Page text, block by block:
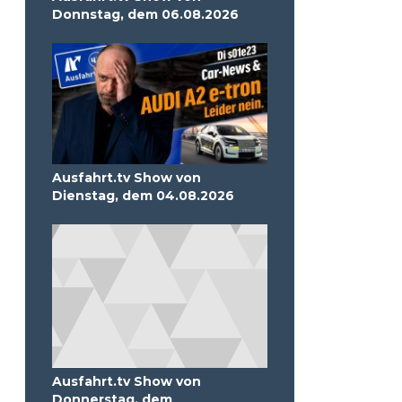
Donnstag, dem 06.08.2026
Ausfahrt.tv Show von
Dienstag, dem 04.08.2026
Ausfahrt.tv Show von